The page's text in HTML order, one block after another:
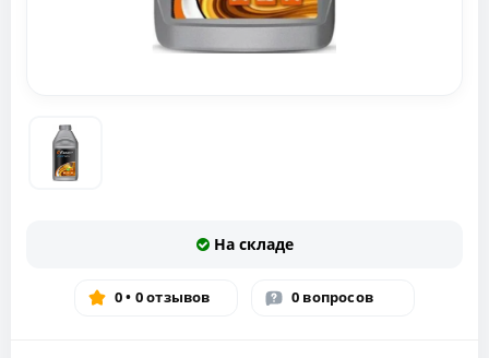
На складе
0 • 0 отзывов 0 вопросов